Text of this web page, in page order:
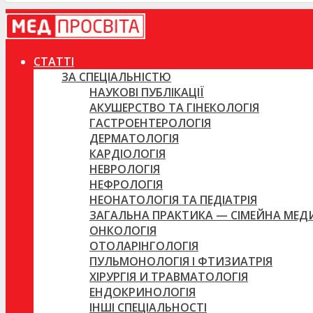
СТАТТІ
ЗА СПЕЦІАЛЬНІСТЮ
НАУКОВІ ПУБЛІКАЦІЇ
АКУШЕРСТВО ТА ГІНЕКОЛОГІЯ
ГАСТРОЕНТЕРОЛОГІЯ
ДЕРМАТОЛОГІЯ
КАРДІОЛОГІЯ
НЕВРОЛОГІЯ
НЕФРОЛОГІЯ
НЕОНАТОЛОГІЯ ТА ПЕДІАТРІЯ
ЗАГАЛЬНА ПРАКТИКА — СІМЕЙНА
ОНКОЛОГІЯ
ОТОЛАРІНГОЛОГІЯ
ПУЛЬМОНОЛОГІЯ І ФТИЗИАТРІЯ
ХІРУРГІЯ И ТРАВМАТОЛОГІЯ
ЕНДОКРИНОЛОГІЯ
ІНШІ СПЕЦІАЛЬНОСТІ